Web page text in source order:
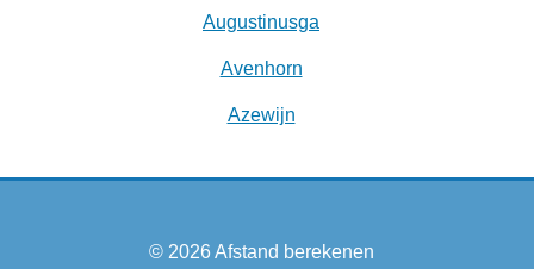
Augustinusga
Avenhorn
Azewijn
© 2026Afstand berekenen